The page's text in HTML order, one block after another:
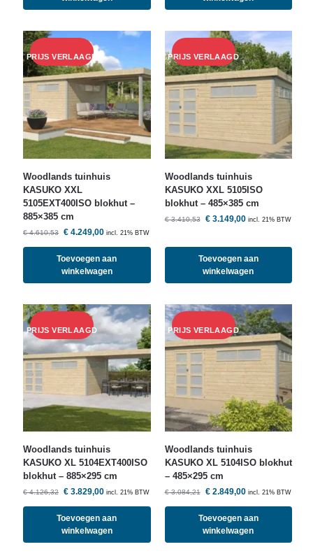
Woodlands tuinhuis
KASUKO XXL
5105EXT400ISO blokhut –
885×385 cm
€4.610,53 € 4.249,00 incl. 21% BTW
Toevoegen aan
winkelwagen
Woodlandstuinhuis
KASUKO XXL 5105ISO
blokhut – 485×385 cm
€3.410,53 €3.149,00 incl. 21% BTW
Toevoegen aan
winkelwagen
Woodlands tuinhuis
KASUKO XL 5104EXT400ISO
blokhut – 885×295 cm
€4.126,32 € 3.829,00 incl. 21% BTW
Toevoegen aan
winkelwagen
Woodlandstuinhuis
KASUKO XL 5104ISO blokhut
– 485×295 cm
€3.084,21 €2.849,00 incl. 21% BTW
Toevoegen aan
winkelwagen